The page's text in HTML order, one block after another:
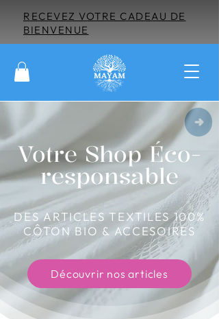
RECEVEZ VOTRE CADEAU DE
BIENVENUE
Votre Shop Éco-
responsable
DES ARTICLES TEXTILES 100%
CÔTON BIO & ACCESOIRES
Découvrir nos articles